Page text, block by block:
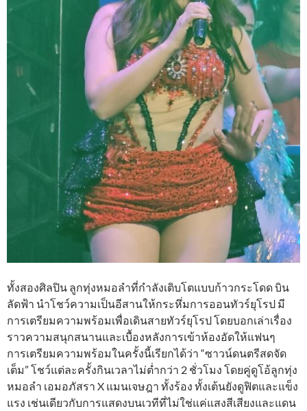
ทั้งสองศิลปิน ลูกทุ่งหมอลำที่กำลังเติบโตแบบก้าวกระโดด บิน
ลัดฟ้า นำโชว์ความเป็นอีสานให้กระหึ่มการออนทัวร์ยุโรป มี
การเตรียมความพร้อมเพื่อเดินสายทัวร์ยุโรป โดยบอกเล่าเรื่อง
ราวความสนุกสนานและเบื้องหลังการเข้าห้องอัดให้แฟนๆ
การเตรียมความพร้อมในครั้งนี้เรียกได้ว่า “ซาวน์ดนตรีสดจัด
เต็ม” โชว์แต่ละครั้งกินเวลาไม่ต่ำกว่า 2 ชั่วโมง โดยคู่ดูโอ้ลูกทุ่ง
หมอลำ เอมอภัสรา ​X แมนเจษฎา ทั้งร้อง ทั้งเต้นยังดูฟิตและแข็ง
แรง เช่นเดียวกับการแสดงบนเวทีที่ไม่ใช่แค่แสงสีเสียงและแดน